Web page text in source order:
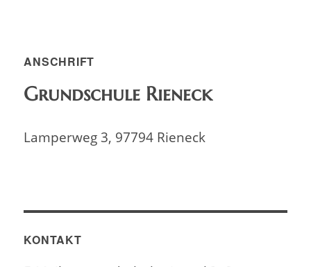
ANSCHRIFT
Grundschule Rieneck
Lamperweg 3, 97794 Rieneck
KONTAKT